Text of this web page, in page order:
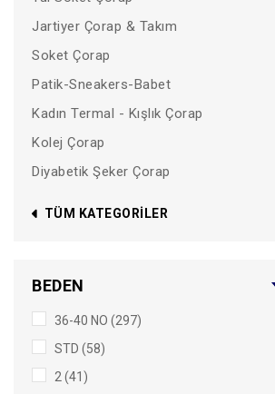
Jartiyer Çorap & Takım
Soket Çorap
Patik-Sneakers-Babet
Kadın Termal - Kışlık Çorap
Kolej Çorap
Diyabetik Şeker Çorap
TÜM KATEGORILER
BEDEN
36-40 NO (297)
STD (58)
2 (41)